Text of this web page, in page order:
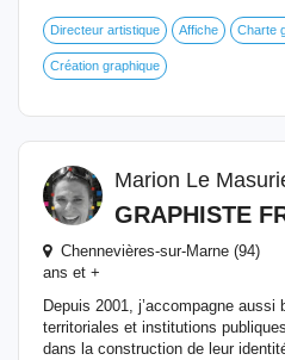
Directeur artistique Affiche Charte
Création graphique
Marion Le
GRAPHISTE
Chennevières-sur-Marne (94)
ans et +
Depuis 2001, j’accompagne
territoriales et institutions
dans la construction de leur